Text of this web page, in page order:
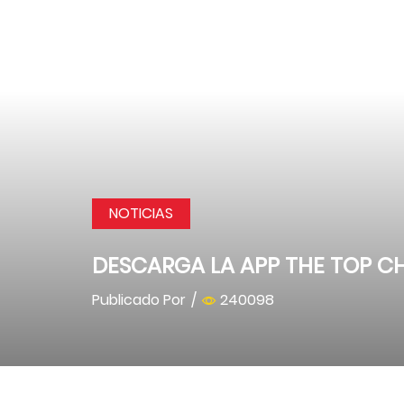
NOTICIAS
DESCARGA LA APP THE TOP
Publicado Por / 240098